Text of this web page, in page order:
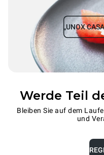
„UNOX
Werde Teil
Bleiben Sie auf dem
und